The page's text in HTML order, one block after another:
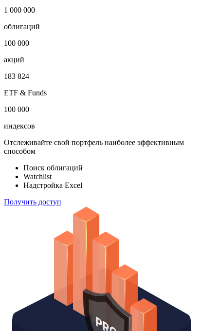
1 000 000
облигаций
100 000
акций
183 824
ETF & Funds
100 000
индексов
Отслеживайте свой портфель наиболее эффективным
способом
Поиск облигаций
Watchlist
Надстройка Excel
Получить доступ